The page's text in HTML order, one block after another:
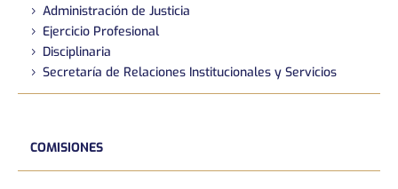
Administración de Justicia
Ejercicio Profesional
Disciplinaria
Secretaría de Relaciones Institucionales y Servicios
COMISIONES